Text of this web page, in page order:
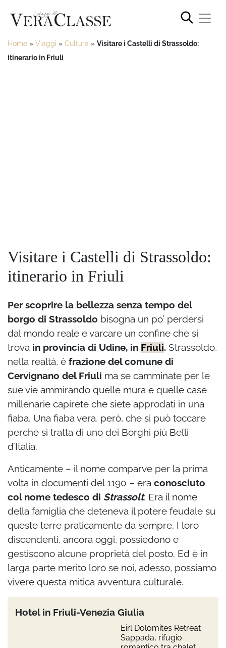
Home » Viaggi » Cultura » Visitare i Castelli di Strassoldo:
itinerario in Friuli
Visitare i Castelli di Strassoldo:
itinerario in Friuli
Per scoprire la bellezza senza tempo del
borgo di Strassoldo bisogna un po’ perdersi
dal mondo reale e varcare un confine che si
trova in provincia di Udine, in Friuli. Strassoldo,
nella realtà, è frazione del comune di
Cervignano del Friuli ma se camminate per le
sue vie ammirando quelle mura e quelle case
millenarie capirete che siete approdati in una
fiaba. Una fiaba vera, però, che si può toccare
perchè si tratta di uno dei Borghi più Belli
d’Italia.
Anticamente – il nome comparve per la prima
volta in documenti del 1190 – era conosciuto
col nome tedesco di Strassolt. Era il nome
della famiglia che deteneva il potere feudale su
queste terre praticamente da sempre. I loro
discendenti, ancora oggi, possiedono e
gestiscono alcune proprietà del posto. Ed è in
larga parte merito loro se noi, adesso, possiamo
vivere questa mitica avventura culturale.
Hotel in Friuli-Venezia Giulia
Eirl Dolomites Retreat
Sappada, rifugio